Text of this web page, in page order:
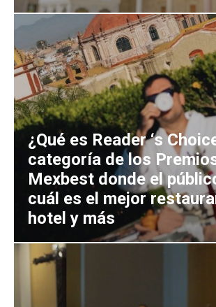
¿Qué es Reader ‘s
categoría de los
Mexbest donde el
cuál es el mejor
hotel y más